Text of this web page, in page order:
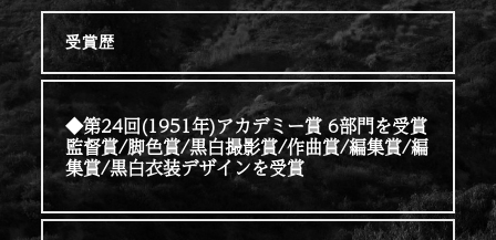
受賞歴
◆第24回(1951年)アカデミー賞 6部門を受賞
監督賞/脚色賞/黒白撮影賞/作曲賞/編集賞/編
集賞/黒白衣装デザインを受賞